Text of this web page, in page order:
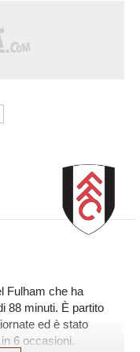
Fulham che ha
88 minuti. È partito
ed è stato
6 occasioni.